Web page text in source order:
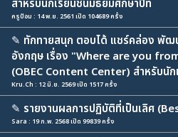
สำหรับนักเรียนชั้นมัธยมศึกษาปีท
ครูป้อม : 14 พ.ย. 2561 เปิด 104689 ครั้ง
✎ ทักทายสนุก ตอบได้ แชร์คล่อง พัฒ
อังกฤษ เรื่อง "Where are you
(OBEC Content Center) สำหรับนั
Kru.Ch : 12 มิ.ย. 2569 เปิด 1517 ครั้ง
✎ รายงานผลการปฏิบัติที่เป็นเลิศ
Sara : 19 ก.พ. 2568 เปิด 99839 ครั้ง